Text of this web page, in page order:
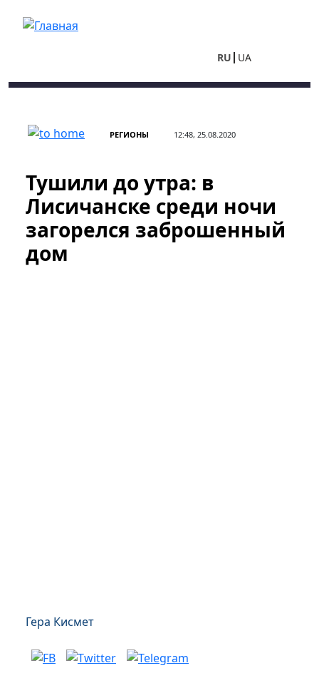
RU UA
РЕГИОНЫ 12:48, 25.08.2020
Тушили до утра: в
Лисичанске среди ночи
загорелся заброшенный
дом
Гера Кисмет